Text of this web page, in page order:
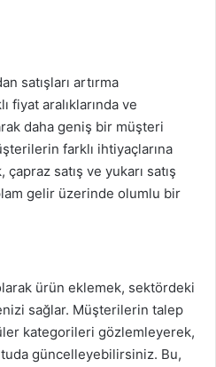
satışları artırma
fiyat aralıklarında ve
daha geniş bir müşteri
farklı ihtiyaçlarına
satış ve yukarı satış
gelir üzerinde olumlu bir
ürün eklemek, sektördeki
sağlar. Müşterilerin talep
kategorileri gözlemleyerek,
güncelleyebilirsiniz. Bu,